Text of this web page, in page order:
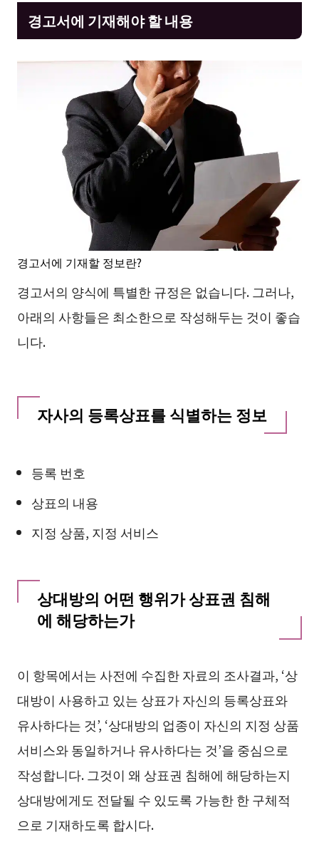
경고서에 기재해야 할 내용
경고서에 기재할 정보란?
경고서의 양식에 특별한 규정은 없습니다. 그러나,
아래의 사항들은 최소한으로 작성해두는 것이 좋습
니다.
자사의 등록상표를 식별하는 정보
등록 번호
상표의 내용
지정 상품, 지정 서비스
상대방의 어떤 행위가 상표권 침해
에 해당하는가
이 항목에서는 사전에 수집한 자료의 조사결과, ‘상
대방이 사용하고 있는 상표가 자신의 등록상표와
유사하다는 것’, ‘상대방의 업종이 자신의 지정 상품
서비스와 동일하거나 유사하다는 것’을 중심으로
작성합니다. 그것이 왜 상표권 침해에 해당하는지
상대방에게도 전달될 수 있도록 가능한 한 구체적
으로 기재하도록 합시다.